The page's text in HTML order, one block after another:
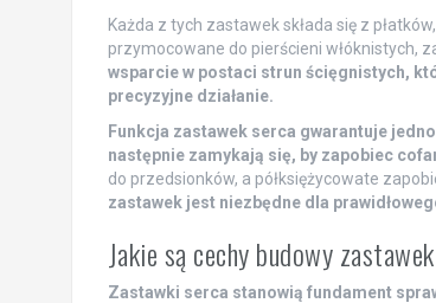
Każda z tych zastawek składa się z
przymocowane do pierścieni włóknistych,
wsparcie w postaci strun ścięgnistych,
precyzyjne działanie.
Funkcja zastawek serca gwarantuje
następnie zamykają się, by zapobiec
do przedsionków, a półksiężycowate
zastawek jest niezbędne dla
Jakie są cechy budowy
Zastawki serca stanowią fundament